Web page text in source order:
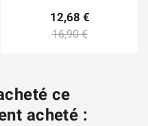
12,68 €
16,90 €
ce
acheté :